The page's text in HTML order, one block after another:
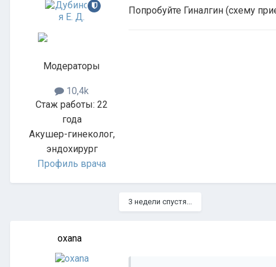
Модераторы
10,4k
Стаж работы: 22
года
Акушер-гинеколог,
эндохирург
Профиль врача
Попробуйте Гиналгин (схему
3 недели спустя...
oxana